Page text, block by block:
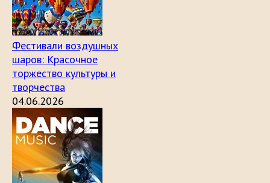
Фестивали воздушных
шаров: Красочное
торжество культуры и
творчества
04.06.2026